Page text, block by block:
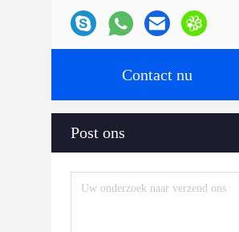
Contact nu
Post ons